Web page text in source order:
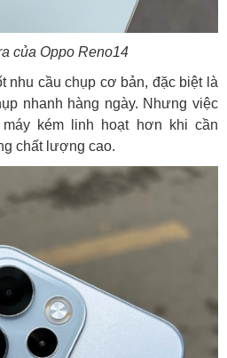
của Oppo Reno14
nhu cầu chụp cơ bản, đặc biệt là
nhanh hàng ngày. Nhưng việc
kém linh hoạt hơn khi cần
chất lượng cao.